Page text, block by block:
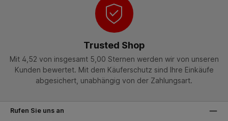
Trusted Shop
Mit 4,52 von insgesamt 5,00 Sternen werden wir von unseren
Kunden bewertet. Mit dem Käuferschutz sind Ihre Einkäufe
abgesichert, unabhängig von der Zahlungsart.
Rufen Sie uns an